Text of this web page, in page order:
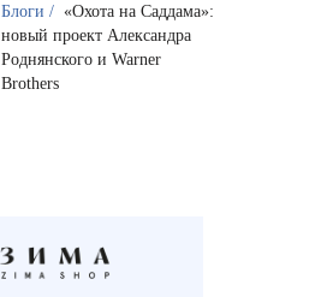
Блоги / «Охота на Саддама»:
новый проект Александра
Роднянского и Warner
Brothers